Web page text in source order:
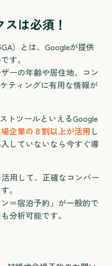
は必須！
）とは、Googleが提供
す。
ーの年齢や居住地、コン
ティングに有用な情報が
トツールといえるGoogle
企業の８割以上が活用 し
していないなら今すぐ導
用して、正確なコンバー
。
＝宿泊予約」が一般的で
分析可能です。